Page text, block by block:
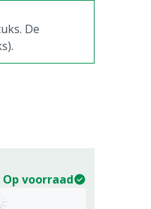
De
Op voorraad